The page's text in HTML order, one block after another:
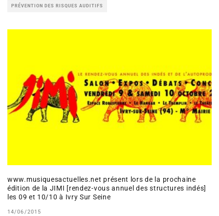
PRÉVENTION DES RISQUES AUDITIFS
www.musiquesactuelles.net présent lors de la prochaine
édition de la JIMI [rendez-vous annuel des structures indés]
les 09 et 10/10 à Ivry Sur Seine
14/06/2015